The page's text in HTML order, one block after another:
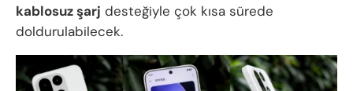
kablosuz şarj desteğiyle çok kısa sürede
doldurulabilecek.